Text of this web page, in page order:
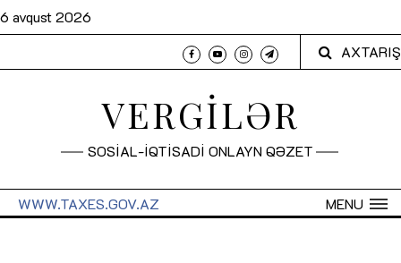
6 avqust 2026
AXTARIŞ
VERGİLƏR
SOSİAL-İQTİSADİ ONLAYN QƏZET
MENU
WWW.TAXES.GOV.AZ